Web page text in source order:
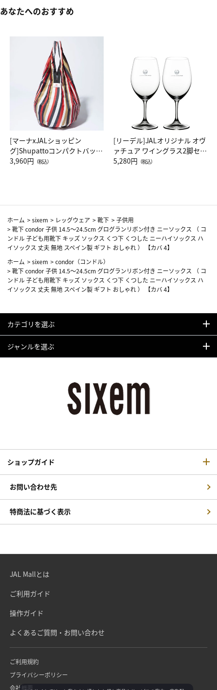
あなたへのおすすめ
[マーナxJALショッピン
グ]Shupattoコンパクトバッグ
Drop JAL客室乗務員（LC）ス
3,960円 （税込）
[リーデル]JALオリジナル オヴ
ァチュア ワイングラス2脚セッ
ト（レッドワイン）
5,280円 （税込）
ホーム >sixem > レッグウェア >靴下 >子供用
>靴下 condor 子供 14.5～24.5cm グログランリボン付き ニーソックス （ コ
ンドル 子ども用靴下 キッズ ソックス くつ下 くつした ニーハイソックス ハ
イソックス 丈夫 無地 スペイン製 ギフト おしゃれ ） 【カバ 4】
ホーム >sixem >condor（コンドル）
>靴下 condor 子供 14.5～24.5cm グログランリボン付き ニーソックス （ コ
ンドル 子ども用靴下 キッズ ソックス くつ下 くつした ニーハイソックス ハ
イソックス 丈夫 無地 スペイン製 ギフト おしゃれ ） 【カバ 4】
カテゴリを選ぶ
ジャンルを選ぶ
ショップガイド
お問い合わせ先
特商法に基づく表示
JAL Mallとは
ご利用ガイド
操作ガイド
よくあるご質問・お問い合わせ
ご利用規約
プライバシーポリシー
会社概要